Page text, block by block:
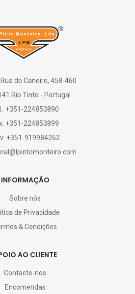
do Caneiro, 458-460
Rio Tinto - Portugal
+351-224853890
+351-224853899
+351-919984262
INFORMAÇÃO
Sobre nós
de Privacidade
& Condições
AO CLIENTE
Contacte-nos
Encomendas